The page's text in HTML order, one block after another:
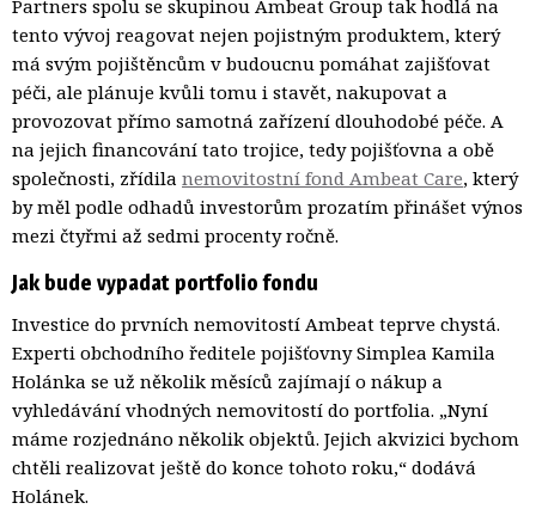
Partners spolu se skupinou Ambeat Group tak hodlá na
tento vývoj reagovat nejen pojistným produktem, který
má svým pojištěncům v budoucnu pomáhat zajišťovat
péči, ale plánuje kvůli tomu i stavět, nakupovat a
provozovat přímo samotná zařízení dlouhodobé péče. A
na jejich financování tato trojice, tedy pojišťovna a obě
společnosti, zřídila nemovitostní fond Ambeat Care, který
by měl podle odhadů investorům prozatím přinášet výnos
mezi čtyřmi až sedmi procenty ročně.
Jak bude vypadat portfolio fondu
Investice do prvních nemovitostí Ambeat teprve chystá.
Experti obchodního ředitele pojišťovny Simplea Kamila
Holánka se už několik měsíců zajímají o nákup a
vyhledávání vhodných nemovitostí do portfolia. „Nyní
máme rozjednáno několik objektů. Jejich akvizici bychom
chtěli realizovat ještě do konce tohoto roku,“ dodává
Holánek.